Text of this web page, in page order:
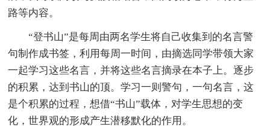
路等内容。
“登书山”是每周由两名学生将自己收集到的名言警
句制作成书签，利用每周一时间，由摘选同学带领大家
一起学习这些名言，并将这些名言摘录在本子上。逐步
的积累，达到书山的顶。学习一则警句，一句名言，这
是个积累的过程，想借“书山”载体，对学生思想的变
化，世界观的形成产生潜移默化的作用。